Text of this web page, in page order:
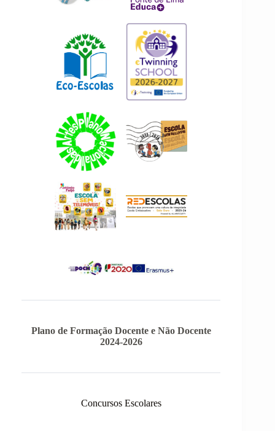
Plano de Formação Docente e Não Docente
2024-2026
Concursos Escolares